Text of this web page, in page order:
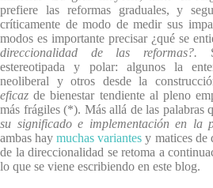
prefiere las reformas graduales, y
críticamente de modo de medir sus
modos es importante precisar ¿qué se
direccionalidad de las reformas?.
estereotipada y polar: algunos la
neoliberal y otros desde la
eficazde bienestar tendiente al pleno
más frágiles (*). Más allá de las palabras
su significado e implementación en la
ambas haymuchas variantes y matices de
de la direccionalidad se retoma a
lo que se viene escribiendo en este blog.